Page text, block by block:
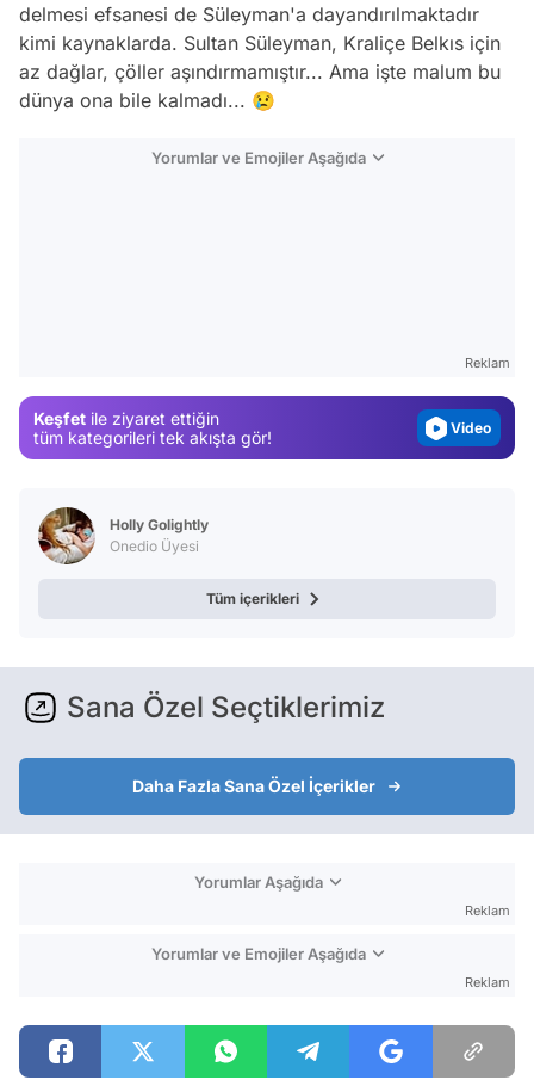
delmesi efsanesi de Süleyman'a dayandırılmaktadır
kimi kaynaklarda. Sultan Süleyman, Kraliçe Belkıs için
az dağlar, çöller aşındırmamıştır... Ama işte malum bu
dünya ona bile kalmadı... 😢
Yorumlar ve Emojiler Aşağıda
Reklam
Keşfet ile ziyaret ettiğin
tüm kategorileri tek akışta gör!
Video
Holly Golightly
Onedio Üyesi
Tüm içerikleri
Sana Özel Seçtiklerimiz
Daha Fazla Sana Özel İçerikler
Yorumlar Aşağıda
Reklam
Yorumlar ve Emojiler Aşağıda
Reklam